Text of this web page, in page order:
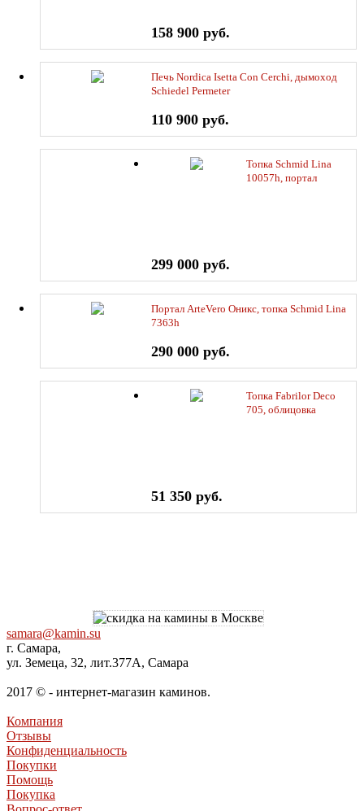
158 900 руб.
Печь Nordiсa Isetta Con Cerchi, дымоход
Schiedel Permeter
110 900 руб.
Топка Schmid Lina
10057h, портал
299 000 руб.
Портал ArteVero Оникс, топка Schmid Lina
7363h
290 000 руб.
Топка Fabrilor Deco
705, облицовка
51 350 руб.
samara@kamin.su
г. Самара,
ул. Земеца, 32, лит.377А, Самара
2017 © - интернет-магазин каминов.
Компания
Отзывы
Конфиденциальность
Покупки
Помощь
Покупка